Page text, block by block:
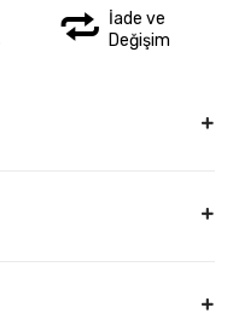
İade ve
Değişim